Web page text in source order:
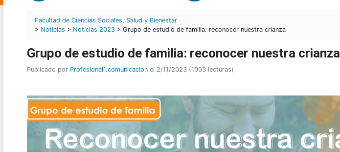
Facultad de Ciencias Sociales, Salud y Bienestar
> Noticias > Noticias 2023 > Grupo de estudio de familia: reconocer nuestra crianza
Grupo de estudio de familia: reconocer nuestra crianza
Publicado por Profesional1.comunicacion el 2/11/2023 (1003 lecturas)